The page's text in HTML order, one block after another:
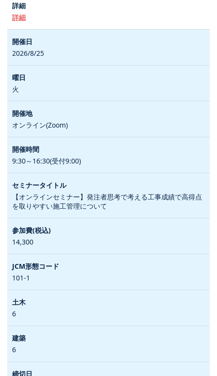
詳細
2026/8/25
火
オンライン(Zoom)
9:30～16:30(受付9:00)
【オンラインセミナー】発注者思考で考える工事成績で高得点
を取りやすい施工管理について
14,300
101-1
6
6